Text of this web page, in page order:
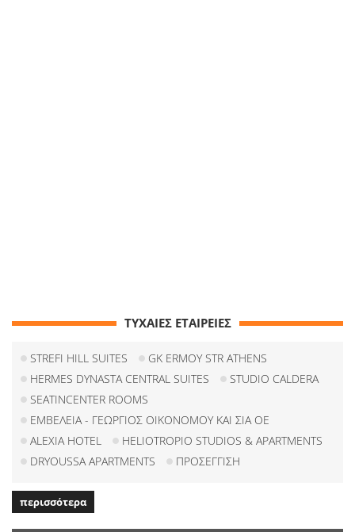
ΤΥΧΑΙΕΣ ΕΤΑΙΡΕΙΕΣ
STREFI HILL SUITES
GK ERMOY STR ATHENS
HERMES DYNASTA CENTRAL SUITES
STUDIO CALDERA
SEATINCENTER ROOMS
ΕΜΒΕΛΕΙΑ - ΓΕΩΡΓΙΟΣ ΟΙΚΟΝΟΜΟΥ ΚΑΙ ΣΙΑ ΟΕ
ALEXIA HOTEL
HELIOTROPIO STUDIOS & APARTMENTS
DRYOUSSA APARTMENTS
ΠΡΟΣΕΓΓΙΣΗ
περισσότερα